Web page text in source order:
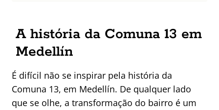
A história da Comuna 13 em
Medellín
É difícil não se inspirar pela história da
Comuna 13, em Medellín. De qualquer lado
que se olhe, a transformação do bairro é um